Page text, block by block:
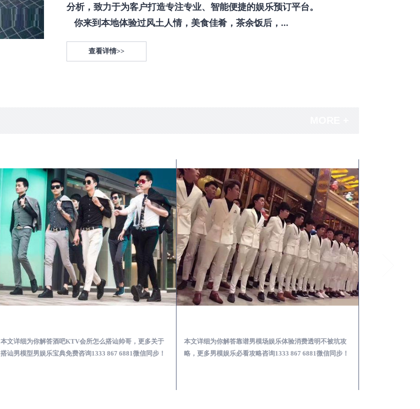
分析，致力于为客户打造专注专业、智能便捷的娱乐预订平台。
你来到本地体验过风土人情，美食佳肴，茶余饭后，...
查看详情>>
本文详细为你解答酒吧KTV会所怎么搭讪帅哥，更多关于
搭讪男模型男娱乐宝典免费咨询1333 867 6881微信同步！
本文详细为你解答靠谱男模场娱乐体验消费透明不被坑攻
略，更多男模娱乐必看攻略咨询1333 867 6881微信同步！